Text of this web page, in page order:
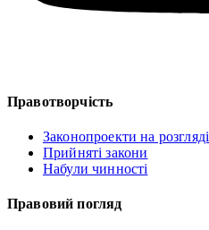
Правотворчість
Законопроекти на розгляді
Прийняті закони
Набули чинності
Правовий погляд